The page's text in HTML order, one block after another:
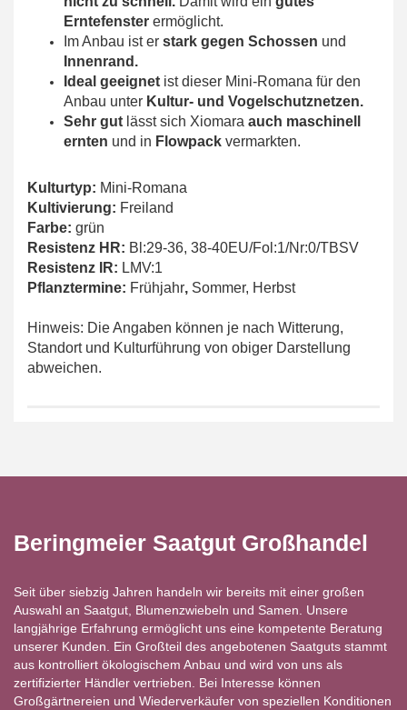
Erntefenster ermöglicht.
Im Anbau ist er stark gegen Schossen und
Innenrand.
Ideal geeignet ist dieser Mini-Romana für den
Anbau unter Kultur- und Vogelschutznetzen.
Sehr gut lässt sich Xiomara auch maschinell
ernten und in Flowpack vermarkten.
Kulturtyp: Mini-Romana
Kultivierung: Freiland
Farbe: grün
Resistenz HR: Bl:29-36, 38-40EU/Fol:1/Nr:0/TBSV
Resistenz IR: LMV:1
Pflanztermine: Frühjahr, Sommer, Herbst
Hinweis: Die Angaben können je nach Witterung,
Standort und Kulturführung von obiger Darstellung
abweichen.
Beringmeier Saatgut Großhandel
Seit über siebzig Jahren handeln wir bereits mit einer großen
Auswahl an Saatgut, Blumenzwiebeln und Samen. Unsere
langjährige Erfahrung ermöglicht uns eine kompetente Beratung
unserer Kunden. Ein Großteil des angebotenen Saatguts stammt
aus kontrolliert ökologischem Anbau und wird von uns als
zertifizierter Händler vertrieben. Bei Interesse können
Großgärtnereien und Wiederverkäufer von speziellen Konditionen